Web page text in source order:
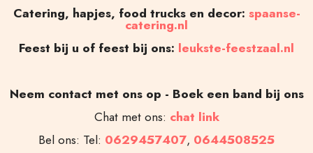
Catering, hapjes, food trucks en decor: spaanse-
catering.nl
Feest bij u of feest bij ons: leukste-feestzaal.nl
Neem contact met ons op - Boek een band bij ons
Chat met ons: chat link
Bel ons: Tel: 0629457407, 0644508525